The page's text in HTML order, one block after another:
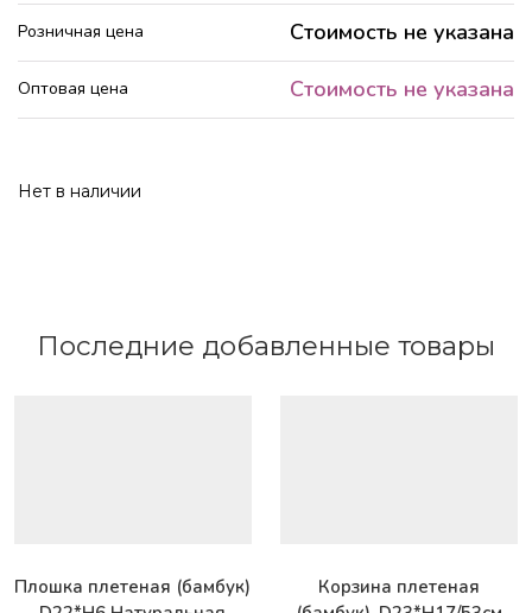
Розничная цена Стоимость не указана
Оптовая цена Стоимость не указана
Нет в наличии
Последние добавленные товары
Плошка плетеная (бамбук)
Корзина плетеная